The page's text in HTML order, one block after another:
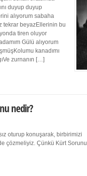
duyup duyup
alıyorum sabaha
tekrar beyazEllerinin bu
tiren oluyor
Gülü alıyorum
kanadımı
zurnanın […]
nedir?
oturup konuşarak, birbirimizi
çözmeliyiz. Çünkü Kürt Sorunu